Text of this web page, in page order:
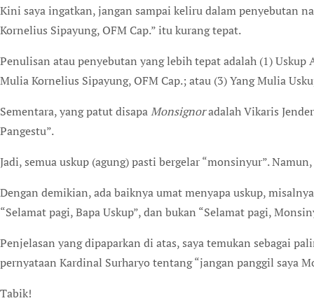
Kini saya ingatkan, jangan sampai keliru dalam penyebutan
Kornelius Sipayung, OFM Cap.” itu kurang tepat.
Penulisan atau penyebutan yang lebih tepat adalah (1) Uskup
Mulia Kornelius Sipayung, OFM Cap.; atau (3) Yang Mulia
Sementara, yang patut disapaMonsignoradalah Vikaris
Pangestu”.
Jadi, semua uskup (agung) pasti bergelar “monsinyur”.
Dengan demikian, ada baiknya umat menyapa uskup,
“Selamat pagi, Bapa Uskup”, dan bukan “Selamat pagi,
Penjelasan yang dipaparkan di atas, saya temukan sebagai
pernyataan Kardinal Surharyo tentang “jangan panggil saya
Tabik!